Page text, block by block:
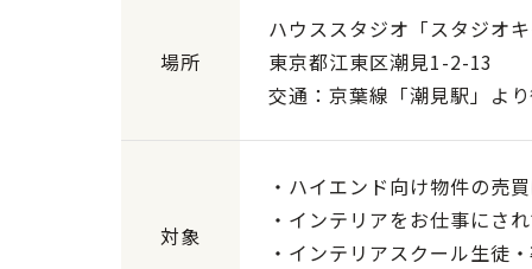
場所
ハウススタジオ「スタジオキ
東京都江東区潮見1-2-13
交通：京葉線「潮見駅」よ
対象
・ハイエンド向け物件の売
・インテリアをお仕事にさ
・インテリアスクール生徒